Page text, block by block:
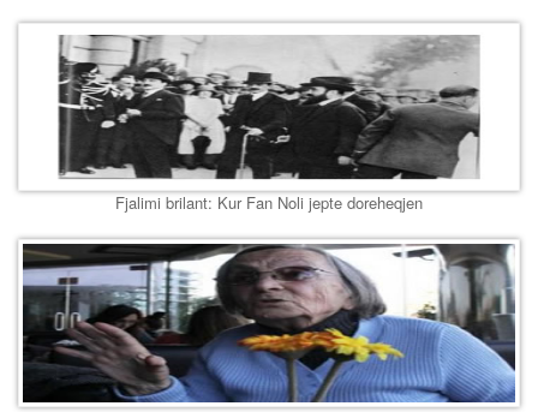
Fjalimi brilant: Kur Fan Noli jepte doreheqjen